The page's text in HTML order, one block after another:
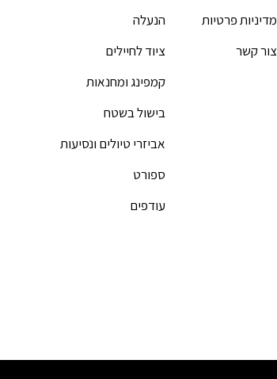
מדיניות פרטיות
צור קשר
הנעלה
ציוד לחיילים
קמפינג ומחנאות
בישול בשטח
אביזרי טיולים ונסיעות
ספורט
עודפים